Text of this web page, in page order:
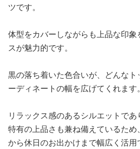
ツです。
体型をカバーしながらも上品な印
スが魅力的です。
黒の落ち着いた色合いが、どんなト
ーディネートの幅を広げてくれます。
リラックス感のあるシルエットで
特有の上品さも兼ね備えているた
から休日のお出かけまで幅広く活用